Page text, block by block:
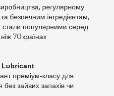
регулярному
безпечним інгредієнтам,
стали популярними серед
70 країнах
Lubricant
преміум‑класу для
без зайвих запахів чи